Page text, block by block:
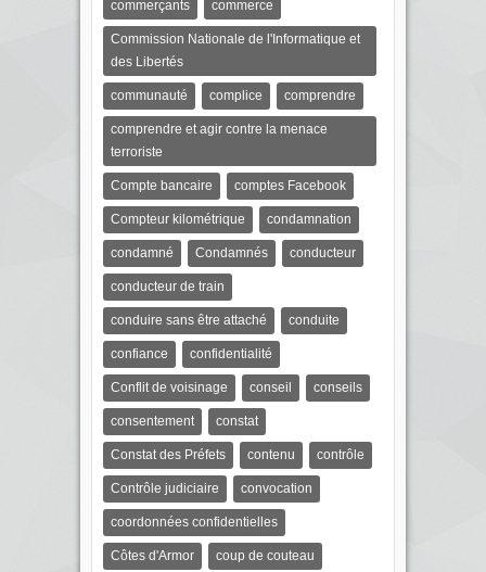
commerçants commerce
Commission Nationale de l'Informatique et
des Libertés
communauté complice comprendre
comprendre et agir contre la menace
terroriste
Compte bancaire comptes Facebook
Compteur kilométrique condamnation
condamné Condamnés conducteur
conducteur de train
conduire sans être attaché conduite
confiance confidentialité
Conflit de voisinage conseil conseils
consentement constat
Constat des Préfets contenu contrôle
Contrôle judiciaire convocation
coordonnées confidentielles
Côtes d'Armor coup de couteau